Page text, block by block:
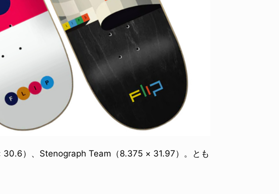
）、Stenograph Team（8.375 × 31.97）。とも